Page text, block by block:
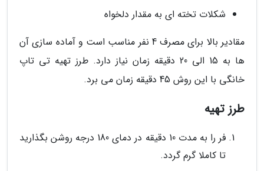
شکلات تخته ای به مقدار دلخواه
مقادیر بالا برای مصرف 4 نفر مناسب است و آماده سازی آن
ها به 15 الی 20 دقیقه زمان نیاز دارد. طرز تهیه تی تاپ
خانگی با این روش 45 دقیقه زمان می برد.
طرز تهیه
فر را به مدت 10 دقیقه در دمای 180 درجه روشن بگذارید
تا کاملا گرم گردد.